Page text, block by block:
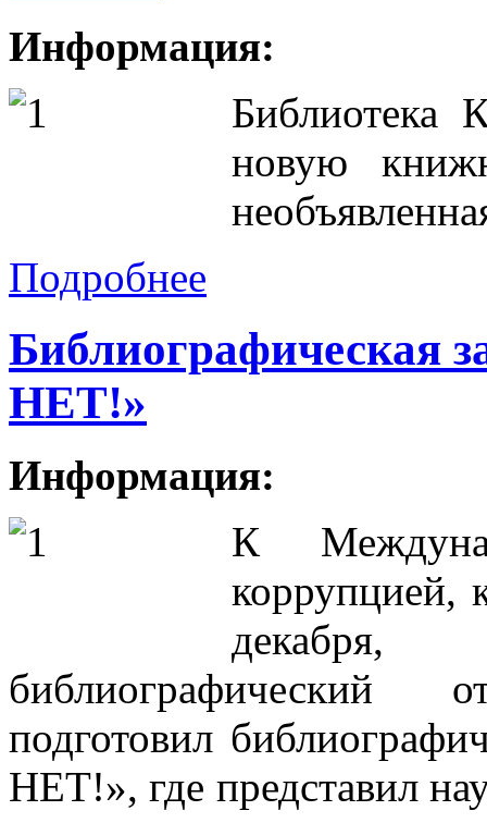
Информация:
Библиотека
новую
Подробнее
Библиографическая
НЕТ!»
Информация:
К
коррупцией,
подготовил
НЕТ!», где представил